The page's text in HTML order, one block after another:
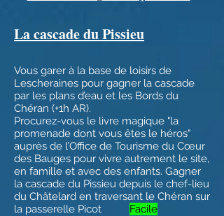
La cascade du Pissieu
Vous garer à la base de loisirs de
Lescheraines pour gagner la cascade
par les plans d’eau et les Bords du
Chéran (+1h AR).
Procurez-vous le livre magique "la
promenade dont vous êtes le héros"
auprès de l’Office de Tourisme du Cœur
des Bauges pour vivre autrement le site,
en famille et avec des enfants. Gagner
la cascade du Pissieu depuis le chef-lieu
du Châtelard en traversant le Chéran sur
la passerelle Picot Facile